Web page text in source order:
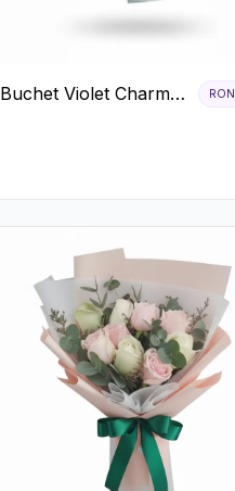
Buchet Violet Charm
RON